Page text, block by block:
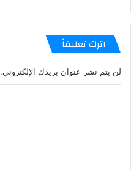
اترك تعليقاً
لن يتم نشر عنوان بريدك الإلكتروني.